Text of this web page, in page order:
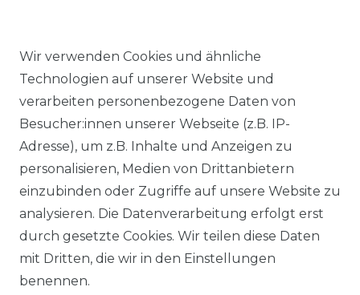
Ähnlicher Artikel
Authentic klein - Damen Sport
und Freizeit Hose aus reiner
Baumwolle (03020)
ab 54,95 € *
Wir verwenden Cookies und ähnliche
Technologien auf unserer Website und
verarbeiten personenbezogene Daten von
Besucher:innen unserer Webseite (z.B. IP-
Adresse), um z.B. Inhalte und Anzeigen zu
personalisieren, Medien von Drittanbietern
einzubinden oder Zugriffe auf unsere Website zu
analysieren. Die Datenverarbeitung erfolgt erst
durch gesetzte Cookies. Wir teilen diese Daten
mit Dritten, die wir in den Einstellungen
benennen.